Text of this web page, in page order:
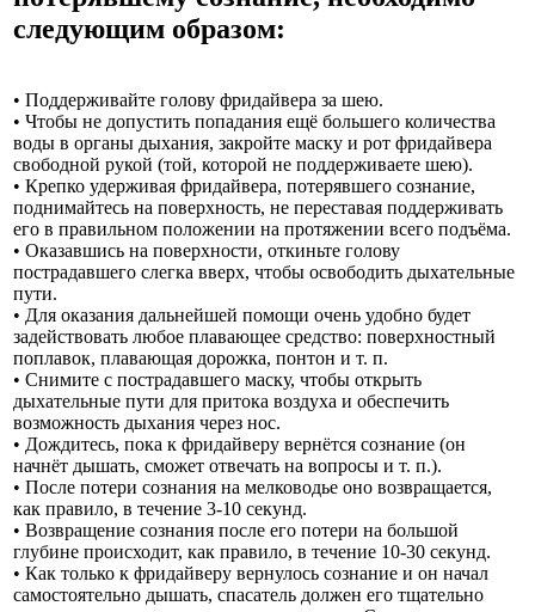
следующим образом:
• Поддерживайте голову фридайвера за шею.
• Чтобы не допустить попадания ещё большего количества
воды в органы дыхания, закройте маску и рот фридайвера
свободной рукой (той, которой не поддерживаете шею).
• Крепко удерживая фридайвера, потерявшего сознание,
поднимайтесь на поверхность, не переставая поддерживать
его в правильном положении на протяжении всего подъёма.
• Оказавшись на поверхности, откиньте голову
пострадавшего слегка вверх, чтобы освободить дыхательные
пути.
• Для оказания дальнейшей помощи очень удобно будет
задействовать любое плавающее средство: поверхностный
поплавок, плавающая дорожка, понтон и т. п.
• Снимите с пострадавшего маску, чтобы открыть
дыхательные пути для притока воздуха и обеспечить
возможность дыхания через нос.
• Дождитесь, пока к фридайверу вернётся сознание (он
начнёт дышать, сможет отвечать на вопросы и т. п.).
• После потери сознания на мелководье оно возвращается,
как правило, в течение 3-10 секунд.
• Возвращение сознания после его потери на большой
глубине происходит, как правило, в течение 10-30 секунд.
• Как только к фридайверу вернулось сознание и он начал
самостоятельно дышать, спасатель должен его тщательно